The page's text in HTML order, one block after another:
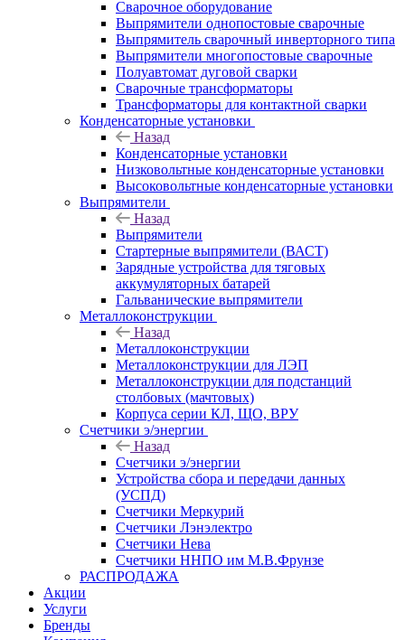
Сварочное оборудование
Выпрямители однопостовые сварочные
Выпрямитель сварочный инверторного типа
Выпрямители многопостовые сварочные
Полуавтомат дуговой сварки
Сварочные трансформаторы
Трансформаторы для контактной сварки
Конденсаторные установки
Назад
Конденсаторные установки
Низковольтные конденсаторные установки
Высоковольтные конденсаторные установки
Выпрямители
Назад
Выпрямители
Стартерные выпрямители (ВАСТ)
Зарядные устройства для тяговых
аккумуляторных батарей
Гальванические выпрямители
Металлоконструкции
Назад
Металлоконструкции
Металлоконструкции для ЛЭП
Металлоконструкции для подстанций
столбовых (мачтовых)
Корпуса серии КЛ, ЩО, ВРУ
Счетчики э/энергии
Назад
Счетчики э/энергии
Устройства сбора и передачи данных
(УСПД)
Счетчики Меркурий
Счетчики Лэнэлектро
Счетчики Нева
Счетчики ННПО им М.В.Фрунзе
РАСПРОДАЖА
Акции
Услуги
Бренды